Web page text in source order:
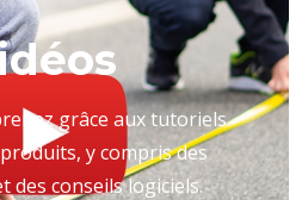
grâce aux tutoriels
y compris des
des conseils logiciels.